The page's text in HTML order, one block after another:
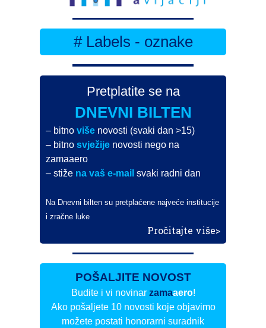
# Labels - oznake
Pretplatite se na
DNEVNI BILTEN
– bitnoviše novosti (svaki dan >15)
– bitnosvježije novosti nego na
zamaaero
– stiže na vaš e-mail svaki radni dan
Na Dnevni bilten su pretplaćene najveće institucije
i zračne luke
Pročitajte više>
POŠALJITE NOVOST
Budite i vi novinar zamaaero!
Ako pošaljete 10 novosti koje objavimo
možete postati honorarni suradnik